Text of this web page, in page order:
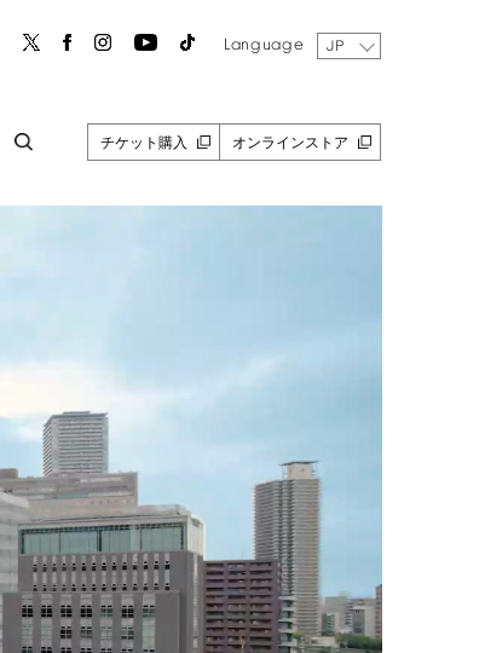
Language JP
チケット購入 オンラインストア